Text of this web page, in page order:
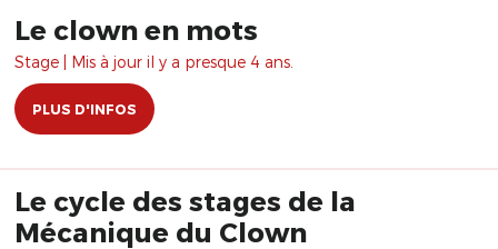
Le clown en mots
Stage | Mis à jour il y a presque 4 ans.
PLUS D'INFOS
Le cycle des stages de la
Mécanique du Clown